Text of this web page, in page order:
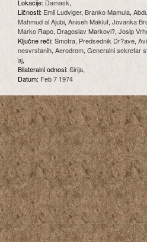
Lokacije: Damask,
Ličnosti: Emil Ludviger, Branko Mamula,
Mahmud al Ajubi, Aniseh Makluf, Jovanka
Marko Rapo, Dragoslav Markovi?, Josip
Ključne reči:Smotra, Predsednik Dr?ave,
nesvrstanih, Aerodrom, Generalni sekretar
aj,
Bilateralni odnosi:Sirija,
Datum: Feb 7 1974